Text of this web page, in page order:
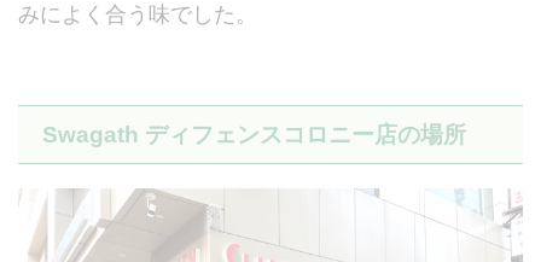
みによく合う味でした。
Swagath ディフェンスコロニー店の場所